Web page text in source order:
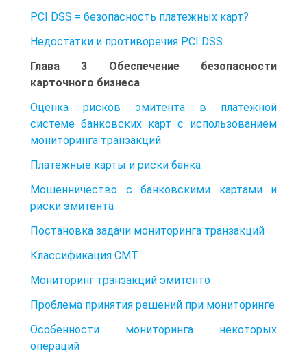
PCI DSS = безопасность платежных карт?
Недостатки и противоречия PCI DSS
Глава 3 Обеспечение безопасности
карточного бизнеса
Оценка рисков эмитента в платежной
системе банковских карт с использованием
мониторинга транзакций
Платежные карты и риски банка
Мошенничество с банковскими картами и
риски эмитента
Постановка задачи мониторинга транзакций
Классификация СМТ
Мониторинг транзакций эмитенто
Проблема принятия решений при мониторинге
Особенности мониторинга некоторых
операций